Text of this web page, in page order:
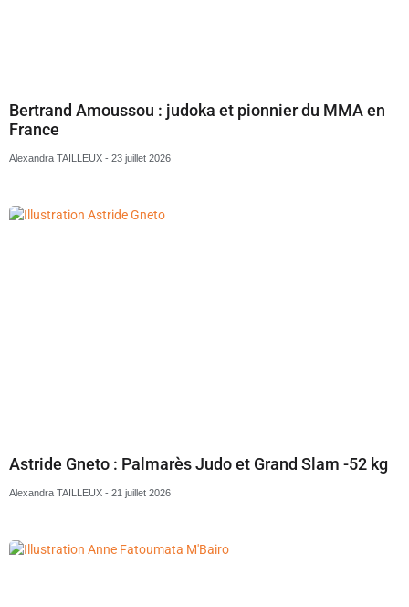
Bertrand Amoussou : judoka et pionnier du MMA en
France
Alexandra TAILLEUX 23 juillet 2026
Astride Gneto : Palmarès Judo et Grand Slam -52 kg
Alexandra TAILLEUX 21 juillet 2026